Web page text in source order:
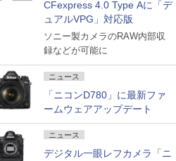
CFexpress 4.0 Type Aに「デ
ュアルVPG」対応版
ソニー製カメラのRAW内部収
録などが可能に
ニュース
「ニコンD780」に最新ファ
ームウェアアップデート
ニュース
デジタル一眼レフカメラ「ニ